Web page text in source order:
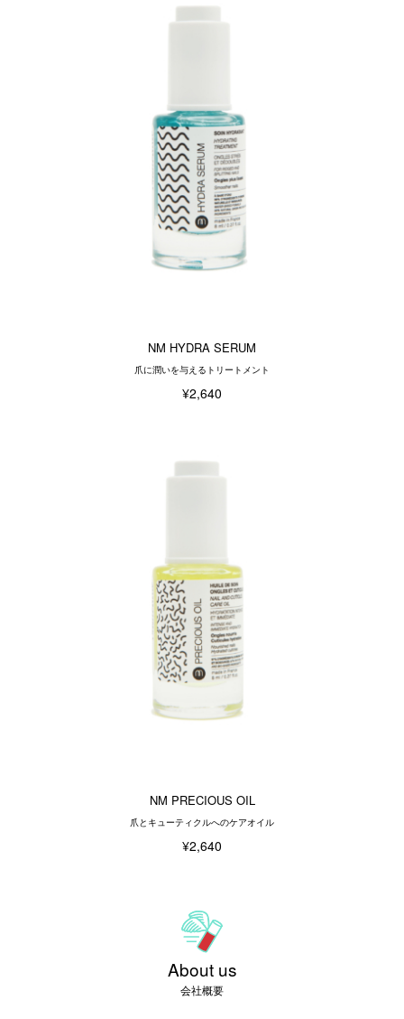
NM HYDRA SERUM
爪に潤いを与えるトリートメント
¥2,640
NM PRECIOUS OIL
爪とキューティクルへのケアオイル
¥2,640
About us
会社概要